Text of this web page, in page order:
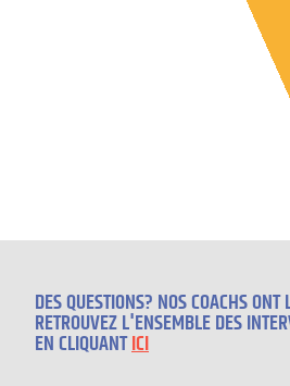
DES QUESTIONS? NOS COACHS ONT
RETROUVEZ L'ENSEMBLE DES
EN CLIQUANT ICI